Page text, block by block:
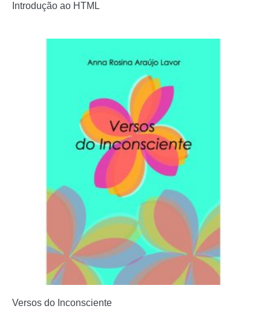
Introdução ao HTML
Versos do Inconsciente